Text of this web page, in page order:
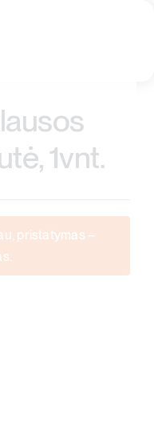
1vnt.
pristatymas –